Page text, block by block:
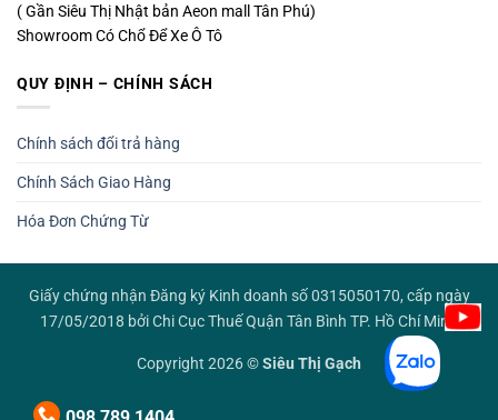
( Gần Siêu Thị Nhật bản Aeon mall Tân Phú)
Showroom Có Chổ Để Xe Ô Tô
QUY ĐỊNH – CHÍNH SÁCH
Chính sách đổi trả hàng
Chính Sách Giao Hàng
Hóa Đơn Chứng Từ
Giấy chứng nhận Đăng ký Kinh doanh số 0315050170, cấp ngày
17/05/2018 bởi Chi Cục Thuế Quận Tân Bình TP. Hồ Chí Minh
Copyright 2026 ©Siêu Thị Gạch